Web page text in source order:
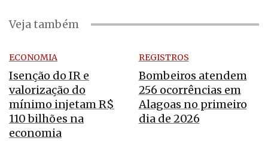
Veja também
ECONOMIA
Isenção do IR e
valorização do
mínimo injetam R$
110 bilhões na
economia
REGISTROS
Bombeiros atendem
256 ocorrências em
Alagoas no primeiro
dia de 2026